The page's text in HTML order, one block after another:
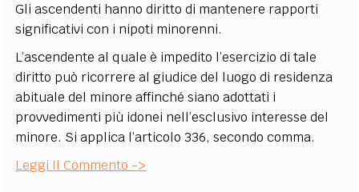
Gli ascendenti hanno diritto di mantenere rapporti
significativi con i nipoti minorenni.
L’ascendente al quale è impedito l’esercizio di tale
diritto può ricorrere al giudice del luogo di residenza
abituale del minore affinché siano adottati i
provvedimenti più idonei nell’esclusivo interesse del
minore. Si applica l’articolo 336, secondo comma.
Leggi Il Commento ->